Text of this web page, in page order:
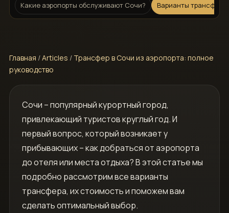
Какие аэропорты обслуживают Сочи? Варианты
Главная /Articles / Трансфер в Сочи из аэропорта: полное
руководство
Сочи – популярный курортный город‚
привлекающий туристов круглый год. И
первый вопрос‚ который возникает у
прибывающих – как добраться от аэропорта
до отеля или места отдыха? В этой статье мы
подробно рассмотрим все варианты
трансфера‚ их стоимость и поможем вам
сделать оптимальный выбор.